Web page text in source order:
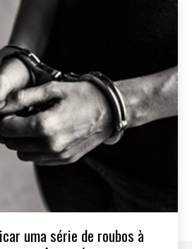
uma série de roubos à